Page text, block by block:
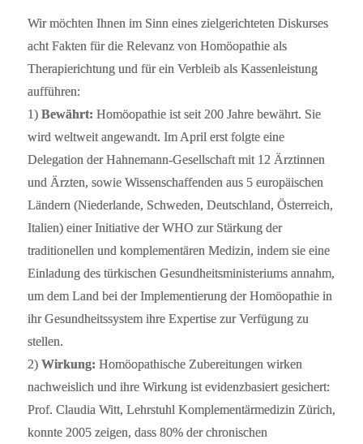
Wir möchten Ihnen im Sinn eines zielgerichteten Diskurses
acht Fakten für die Relevanz von Homöopathie als
Therapierichtung und für ein Verbleib als Kassenleistung
aufführen:
1) Bewährt: Homöopathie ist seit 200 Jahre bewährt. Sie
wird weltweit angewandt. Im April erst folgte eine
Delegation der Hahnemann-Gesellschaft mit 12 Ärztinnen
und Ärzten, sowie Wissenschaffenden aus 5 europäischen
Ländern (Niederlande, Schweden, Deutschland, Österreich,
Italien) einer Initiative der WHO zur Stärkung der
traditionellen und komplementären Medizin, indem sie eine
Einladung des türkischen Gesundheitsministeriums annahm,
um dem Land bei der Implementierung der Homöopathie in
ihr Gesundheitssystem ihre Expertise zur Verfügung zu
stellen.
2) Wirkung: Homöopathische Zubereitungen wirken
nachweislich und ihre Wirkung ist evidenzbasiert gesichert:
Prof. Claudia Witt, Lehrstuhl Komplementärmedizin Zürich,
konnte 2005 zeigen, dass 80% der chronischen